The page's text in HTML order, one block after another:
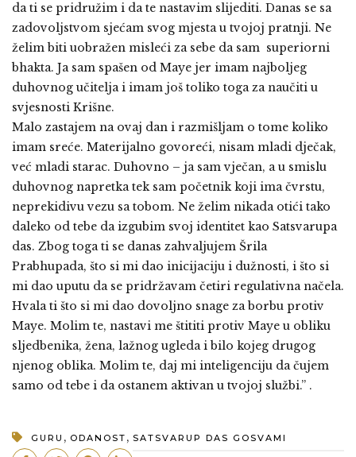
da ti se pridružim i da te nastavim slijediti. Danas se sa
zadovoljstvom sjećam svog mjesta u tvojoj pratnji. Ne
želim biti uobražen misleći za sebe da sam superiorni
bhakta. Ja sam spašen od Maye jer imam najboljeg
duhovnog učitelja i imam još toliko toga za naučiti u
svjesnosti Krišne.
Malo zastajem na ovaj dan i razmišljam o tome koliko
imam sreće. Materijalno govoreći, nisam mladi dječak,
već mladi starac. Duhovno – ja sam vječan, a u smislu
duhovnog napretka tek sam početnik koji ima čvrstu,
neprekidivu vezu sa tobom. Ne želim nikada otići tako
daleko od tebe da izgubim svoj identitet kao Satsvarupa
das. Zbog toga ti se danas zahvaljujem Šrila
Prabhupada, što si mi dao inicijaciju i dužnosti, i što si
mi dao uputu da se pridržavam četiri regulativna načela.
Hvala ti što si mi dao dovoljno snage za borbu protiv
Maye. Molim te, nastavi me štititi protiv Maye u obliku
sljedbenika, žena, lažnog ugleda i bilo kojeg drugog
njenog oblika. Molim te, daj mi inteligenciju da čujem
samo od tebe i da ostanem aktivan u tvojoj službi.” .
GURU , ODANOST , SATSVARUP DAS GOSVAMI